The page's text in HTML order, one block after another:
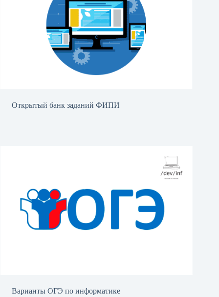
Открытый банк заданий ФИПИ
Варианты ОГЭ по информатике